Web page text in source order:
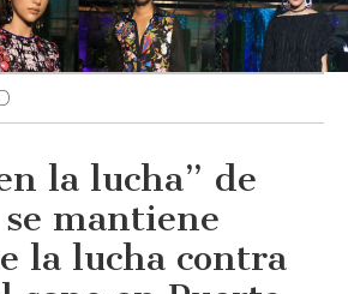
la lucha” de
mantiene
la lucha contra